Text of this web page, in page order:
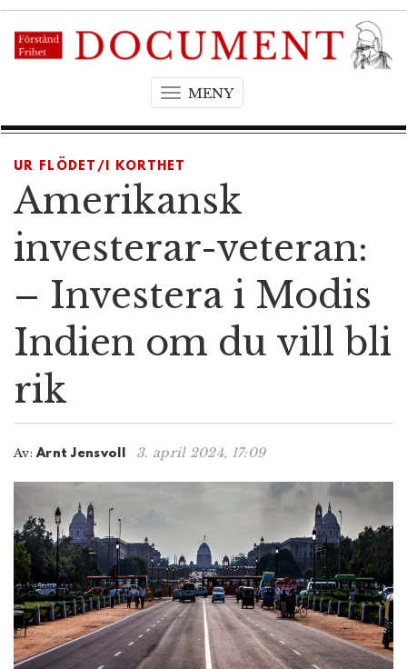
MENYT
g
e
a
i
g
a
t
n
UR FLÖDET/I KORTHET
Amerikansk
investerar-veteran:
– Investera i Modis
Indien om du vill bli
rik
Av: Arnt Jensvoll 3. april 2024, 17:09